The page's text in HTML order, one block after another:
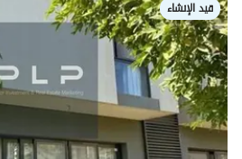
قيد الإنشاء